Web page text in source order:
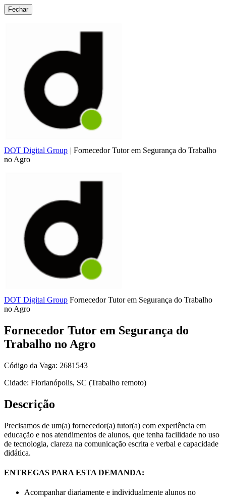
Fechar
DOT Digital Group | Fornecedor Tutor em Segurança do Trabalho
no Agro
DOT Digital Group Fornecedor Tutor em Segurança do Trabalho
no Agro
Fornecedor Tutor em Segurança do
Trabalho no Agro
Código da Vaga: 2681543
Cidade: Florianópolis, SC (Trabalho remoto)
Descrição
Precisamos de um(a) fornecedor(a) tutor(a) com experiência em
educação e nos atendimentos de alunos, que tenha facilidade no uso
de tecnologia, clareza na comunicação escrita e verbal e capacidade
didática.
ENTREGAS PARA ESTA DEMANDA:
Acompanhar diariamente e individualmente alunos no